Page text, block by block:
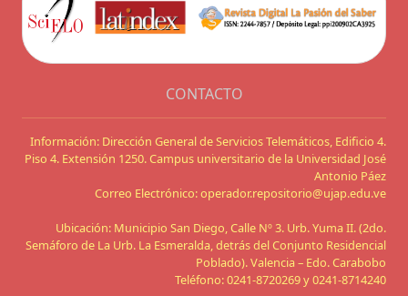
CONTACTO
Información: Dirección General de Servicios Telemáticos, Edificio 4.
Piso 4. Extensión 1250. Campus universitario de la Universidad José
Antonio Páez
Correo Electrónico: operador.repositorio@ujap.edu.ve
Ubicación: Municipio San Diego, Calle Nº 3. Urb. Yuma II. (2do.
Semáforo de La Urb. La Esmeralda, detrás del Conjunto Residencial
Poblado). Valencia – Edo. Carabobo
Teléfono: 0241-8720269 y 0241-8714240